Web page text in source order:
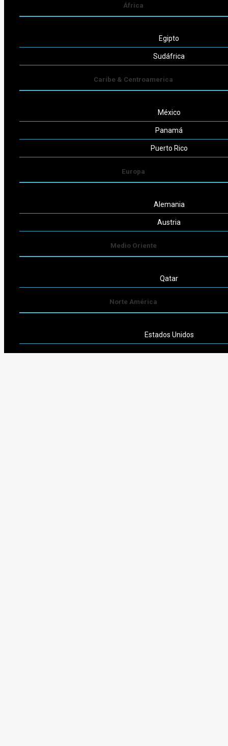
África
Egipto
Sudáfrica
Caribe & Centroamerica
México
Panamá
Puerto Rico
Europa
Alemania
Austria
Medio Oriente
Qatar
Norte América
Estados Unidos
info@jurca.org.ar